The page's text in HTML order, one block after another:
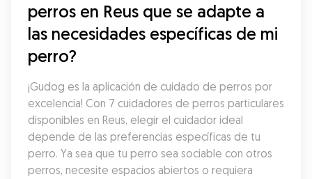
perros en Reus que se adapte a
las necesidades específicas de mi
perro?
¡Gudog es la aplicación de cuidado de perros por
excelencia! Con 7 cuidadores de perros particulares
disponibles en Reus, elegir el cuidador ideal
depende de las preferencias específicas de tu
perro. Ya sea que tu perro sea sociable con otros
perros, necesite espacios abiertos o requiera